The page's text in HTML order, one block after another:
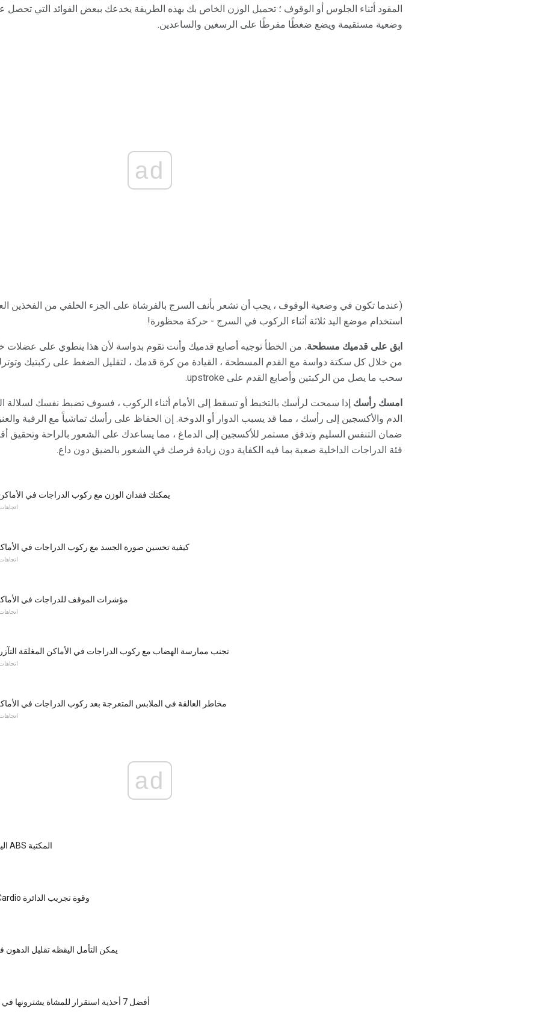
المقود أثناء الجلوس أو الوقوف ؛ تحميل الوزن الخاص بك بهذه الطريقة يخدعك ببعض الفوائد التي تحصل
وضعية مستقيمة ويضع ضغطًا مفرطًا على الرسغين والساعدين.
ad
(عندما تكون في وضعية الوقوف ، يجب أن تشعر بأنف السرج بالفرشاة على الجزء الخلفي من الفخذين
استخدام موضع اليد ثلاثة أثناء الركوب في السرج - حركة محظورة!
ابق على قدميك مسطحة. من الخطأ توجيه أصابع قدميك وأنت تقوم بدواسة لأن هذا ينطوي على عضلات
من خلال كل سكتة دواسة مع القدم المسطحة ، القيادة من كرة قدمك ، لتقليل الضغط على ركبتيك وتوترك
سحب ما يصل من الركبتين وأصابع القدم على upstroke.
امسك رأسك إذا سمحت لرأسك بالتخبط أو تسقط إلى الأمام أثناء الركوب ، فسوف تضبط نفسك لسلالة
الدم والأكسجين إلى رأسك ، مما قد يسبب الدوار أو الدوخة. إن الحفاظ على رأسك تماشياً مع الرقبة
ضمان التنفس السليم وتدفق مستمر للأكسجين إلى الدماغ ، مما يساعدك على الشعور بالراحة وتحقيق
فئة الدراجات الداخلية صعبة بما فيه الكفاية دون زيادة فرصك في الشعور بالضيق دون داع.
يمكنك فقدان الوزن مع ركوب الدراجات في
اتجاهات
كيفية تحسين صورة الجسد مع ركوب الدراجات في
اتجاهات
مؤشرات الموقف للدراجات في
اتجاهات
تجنب ممارسة الهضاب مع ركوب الدراجات في الأماكن المغلقة التآزر
اتجاهات
مخاطر العالقة في الملابس المتعرجة بعد ركوب الدراجات في
اتجاهات
ad
اليوغا يضع ل ABS المكتبة
الأولمبية Cardio وقوة تجريب الدائرة
يمكن التأمل اليقظه تقليل الدهون
أفضل 7 أحذية استقرار للمشاة يشترونها في عام 2018